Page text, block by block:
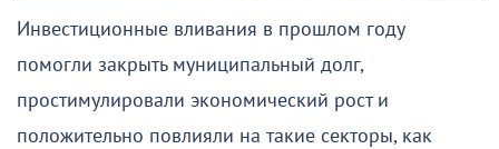
Инвестиционные вливания в прошлом году
помогли закрыть муниципальный долг,
простимулировали экономический рост и
положительно повлияли на такие секторы, как